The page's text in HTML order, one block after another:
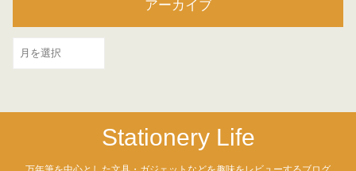
アーカイブ
ア
ー
イ
Stationery Life